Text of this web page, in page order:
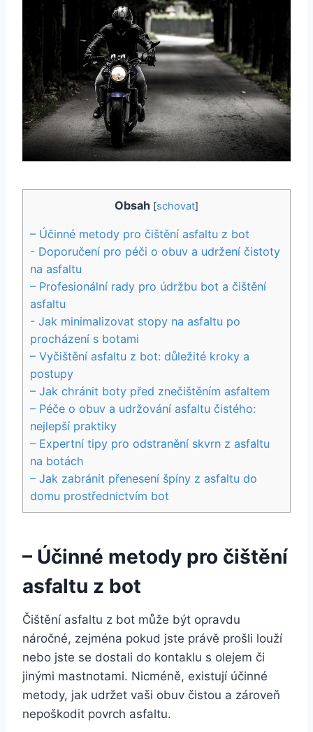
Obsah [schovat]
– ‍Účinné metody⁢ pro čištění asfaltu z bot
-​ Doporučení pro péči o obuv a udržení čistoty
na asfaltu
– Profesionální rady⁣ pro údržbu⁢ bot a čištění
asfaltu
-⁣ Jak minimalizovat‌ stopy‍ na asfaltu ‌po
procházení s botami
– Vyčištění ‍asfaltu z bot: důležité kroky a
postupy
– Jak ‌chránit boty před znečištěním asfaltem
– Péče o obuv a udržování asfaltu ‍čistého:
nejlepší praktiky
– Expertní tipy pro‍ odstranění skvrn ​z asfaltu
na botách
– ​Jak ​zabránit přenesení špíny z asfaltu do
domu prostřednictvím bot
– ‍Účinné metody⁢ pro čištění
asfaltu z bot
Čištění asfaltu z ⁤bot ⁢může být opravdu⁢
náročné, ⁤zejména pokud ‌jste právě‌ prošli louží
nebo⁣ jste se dostali do ​kontaklu⁣ s olejem či
jinými mastnotami.​ Nicméně, existují účinné
metody, jak udržet vaši obuv čistou a zároveň
nepoškodit povrch asfaltu.